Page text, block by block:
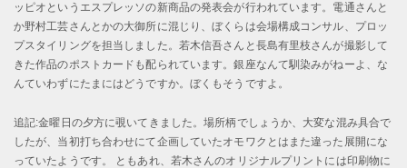
ッピオというエスプレッソの新商品の発表会が行われています。電通さんと
か野村工芸さんとかの大御所に混じり、ぼくらは会場構成コンサル、プロッ
プスタイリングを担当しました。若木信吾さんと長島有里枝さんが撮影して
きた作品のポストカードも配られています。銀座なんて馴染みがねーよ、な
んていわずにたまにはどうですか。ぼくもそうですよ。
追記:金曜日の夕方に覗いてきました。場所柄でしょうか、大変な混み具合で
したが、当初打ち合わせにて企画していたオモワクとはまた違った展開にな
っていたようです。 ともあれ、若木さんのオリジナルプリントには印刷物に